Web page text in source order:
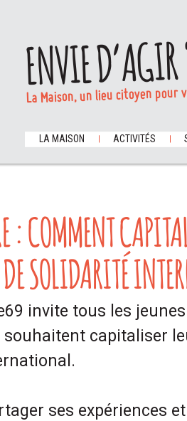
ENVIE
La Maison, un lieu citoyen
LA MAISON ACTIVITÉS
: COMMENT
DE SOLIDARITÉ
invite tous les
souhaitent capitaliser
ses expériences